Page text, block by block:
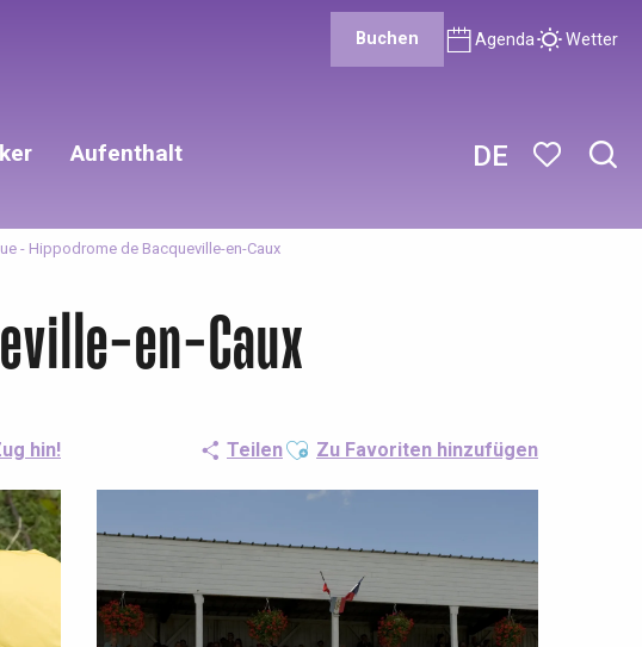
DE
Buchen Agenda Wetter
Aufenthalt
- Hippodrome de Bacqueville-en-Caux
en-Caux
hin! TeilenAjouter aux favoris
Zu Favoriten hinzufügen